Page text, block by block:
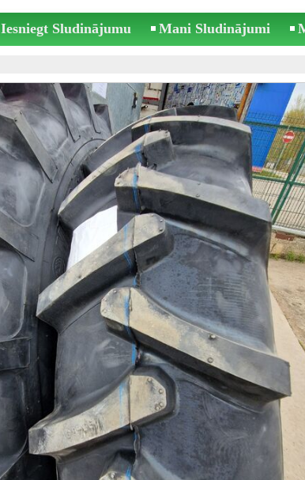
Iesniegt Sludinājumu Mani Sludinājumi